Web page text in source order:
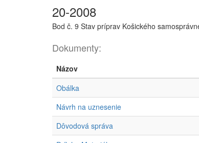
20-2008
Bod č. 9 Stav príprav Košického
Dokumenty:
Názov
Obálka
Návrh na uznesenie
Dôvodová správa